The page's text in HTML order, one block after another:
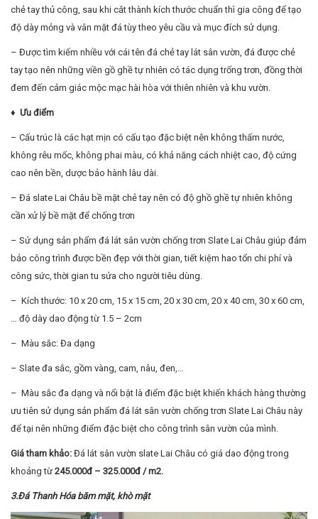
chẻ tay thủ công, sau khi cắt thành kích thước chuẩn thì gia công để tạo
độ dày mỏng và vân mặt đá tùy theo yêu cầu và mục đích sử dụng.
– Được tìm kiếm nhiều với cái tên đá chẻ tay lát sân vườn, đá được chẻ
tay tạo nên những viền gồ ghề tự nhiên có tác dụng trống trơn, đồng thời
đem đến cảm giác mộc mạc hài hòa với thiên nhiên và khu vườn.
♦ Ưu điểm
– Cấu trúc là các hạt mịn có cấu tạo đặc biệt nên không thấm nước,
không rêu mốc, không phai màu, có khả năng cách nhiệt cao, độ cứng
cao nên bền, dược bảo hành lâu dài.
– Đá slate Lai Châu bề mặt chẻ tay nên có độ ghồ ghề tự nhiên không
cần xử lý bề mặt để chống trơn
– Sử dụng sản phẩm đá lát sân vườn chống trơn Slate Lai Châu giúp đảm
bảo công trình được bền đẹp với thời gian, tiết kiệm hao tổn chi phí và
công sức, thời gian tu sửa cho người tiêu dùng.
– Kích thước: 10 x 20 cm, 15 x 15 cm, 20 x 30 cm, 20 x 40 cm, 30 x 60 cm,
… độ dày dao động từ 1.5 – 2cm
– Màu sắc: Đa dạng
– Slate đa sắc, gồm vàng, cam, nâu, đen,…
– Màu sắc đa dạng và nổi bật là điểm đặc biệt khiến khách hàng thường
ưu tiên sử dụng sản phẩm đá lát sân vườn chống trơn Slate Lai Châu này
để tại nên những điểm đặc biệt cho công trình sân vườn của mình.
Giá tham khảo: Đá lát sân vườn slate Lai Châu có giá dao động trong
khoảng từ 245.000đ – 325.000đ / m2.
3.Đá Thanh Hóa băm mặt, khò mặt